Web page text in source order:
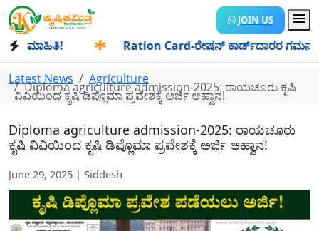
JOIN US
ಮಾಹಿತಿ! Ration Card-ರೇಷನ್ ಕಾರ್ಡ್‍ದಾರರ ಗಮನಕ್ಕೆ:
Latest News Agriculture
Diploma agriculture admission-2025: ರಾಯಚೂರು ಕೃಷಿ
ವಿವಿಯಿಂದ ಕೃಷಿ ಡಿಪ್ಲೊಮಾ ಪ್ರವೇಶಕ್ಕೆ ಅರ್ಜಿ ಆಹ್ವಾನ!
Diploma agriculture admission-2025: ರಾಯಚೂರು
ಕೃಷಿ ವಿವಿಯಿಂದ ಕೃಷಿ ಡಿಪ್ಲೊಮಾ ಪ್ರವೇಶಕ್ಕೆ ಅರ್ಜಿ ಆಹ್ವಾನ!
June 29, 2025 | Siddesh